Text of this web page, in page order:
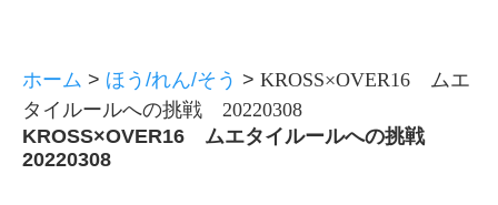
ホーム > ほう/れん/そう > KROSS×OVER16 ムエ
タイルールへの挑戦 20220308
KROSS×OVER16 ムエタイルールへの挑戦
20220308